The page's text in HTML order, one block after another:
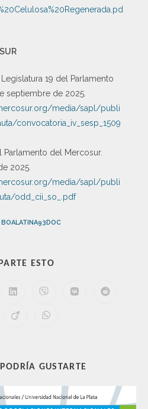
19 del Parlamento
septiembre de 2025.
media/sapl/publi
convocatoria_iv_sesp_1509
Parlamento del Mercosur.
2025.
media/sapl/publi
odd_cii_so_.pdf
BOALATINA93DOC
ESTO
GUSTARTE